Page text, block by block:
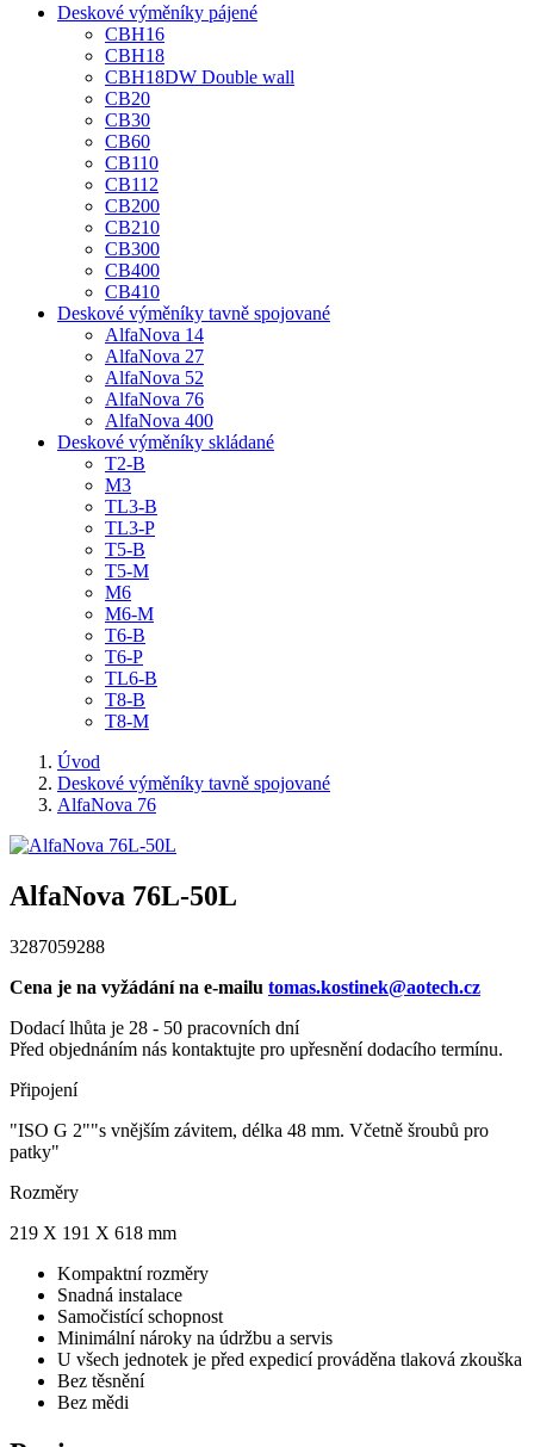
Deskové výměníky pájené
CBH16
CBH18
CBH18DW Double wall
CB20
CB30
CB60
CB110
CB112
CB200
CB210
CB300
CB400
CB410
Deskové výměníky tavně spojované
AlfaNova 14
AlfaNova 27
AlfaNova 52
AlfaNova 76
AlfaNova 400
Deskové výměníky skládané
T2-B
M3
TL3-B
TL3-P
T5-B
T5-M
M6
M6-M
T6-B
T6-P
TL6-B
T8-B
T8-M
Úvod
Deskové výměníky tavně spojované
AlfaNova 76
AlfaNova 76L-50L
3287059288
Cena je na vyžádání na e-mailu tomas.kostinek@aotech.cz
Dodací lhůta je 28 - 50 pracovních dní
Před objednáním nás kontaktujte pro upřesnění dodacího termínu.
Připojení
"ISO G 2""s vnějším závitem, délka 48 mm. Včetně šroubů pro
patky"
Rozměry
219 X 191 X 618 mm
Kompaktní rozměry
Snadná instalace
Samočistící schopnost
Minimální nároky na údržbu a servis
U všech jednotek je před expedicí prováděna tlaková zkouška
Bez těsnění
Bez mědi